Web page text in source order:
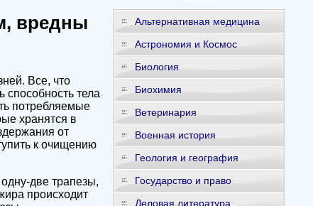
вредны
Все, что
тела
потребляемые
хранятся в
от
к очищению
две трапезы,
происходит
Альтернативная медицина
Астрономия и Космос
Биология
Биохимия
Ветеринария
Военная история
Геология и география
Государство и право
Деловая литература